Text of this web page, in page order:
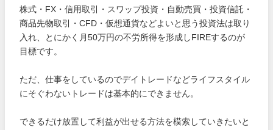
株式・FX・信用取引・スワップ投資・自動売買・投資信託・
商品先物取引・CFD・仮想通貨などよいと思う投資法は取り
入れ、とにかく月50万円の不労所得を形成しFIREするのが
目標です。
ただ、仕事をしているのでデイトレードなどライフスタイル
にそぐわないトレードは基本的にできません。
できるだけ放置して利益が出せる方法を模索していきたいと